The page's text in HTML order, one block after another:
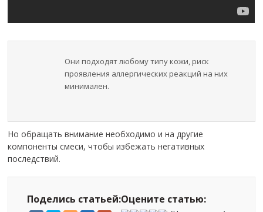
Они подходят любому типу кожи, риск
проявления аллергических реакций на них
минимален.
Но обращать внимание необходимо и на другие
компоненты смеси, чтобы избежать негативных
последствий.
Поделись статьей:Оцените статью: